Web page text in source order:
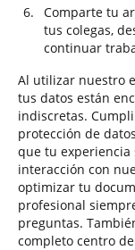
Comparte tu
tus colegas,
continuar
Al utilizar nuestro
tus datos están
indiscretas.
protección de
que tu experiencia
interacción con
optimizar tu
profesional
preguntas.
completo centro